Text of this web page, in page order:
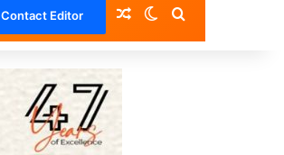
Contact Editor Random Article
Switch skin
Search for